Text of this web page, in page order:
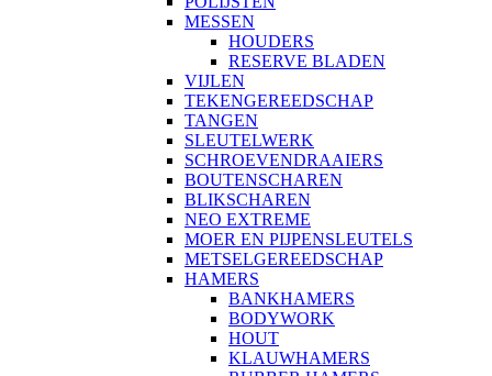
MESSEN
HOUDERS
RESERVE BLADEN
VIJLEN
TEKENGEREEDSCHAP
TANGEN
SLEUTELWERK
SCHROEVENDRAAIERS
BOUTENSCHAREN
BLIKSCHAREN
NEO EXTREME
MOER EN PIJPENSLEUTELS
METSELGEREEDSCHAP
HAMERS
BANKHAMERS
BODYWORK
HOUT
KLAUWHAMERS